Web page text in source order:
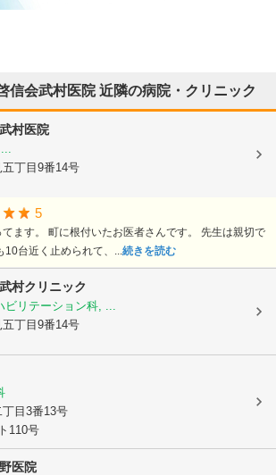
信会武村医院近隣の病院・クリニック
村医院
丁目9番14号
5
ます。 町に根付いたお医者さんです。 先生は親切で
10台近く止められて、...続きを読む
村クリニック
リテーション科, ...
丁目9番14号
目3番13号
110号
医院